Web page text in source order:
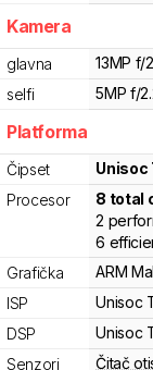
Kamera
glavna
13MP f/
selfi
5MP f/
Platforma
Čipset Unisoc
Procesor
8 total
2
6
Grafička
ARM
ISP
Unisoc
DSP
Unisoc
Senzori
Čitač